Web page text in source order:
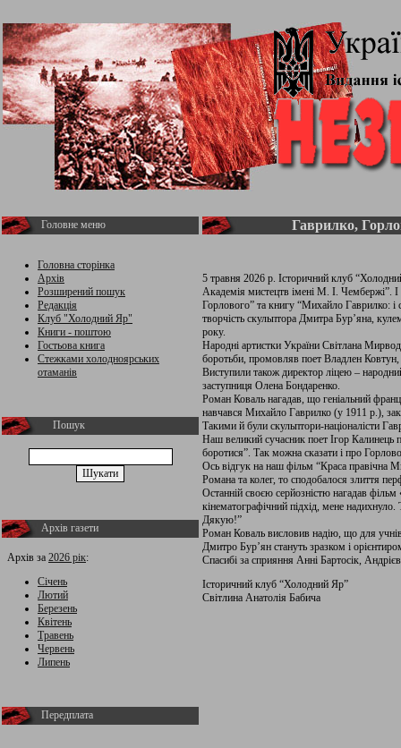
Головне меню
Головна сторінка
Архів
Розширений пошук
Редакція
Клуб "Холодний Яр"
Книги - поштою
Гостьова книга
Стежками холодноярських
отаманів
Пошук
Архів газети
Архів за 2026 рік:
Січень
Лютий
Березень
Квітень
Травень
Червень
Липень
Передплата
Гаврилко,
5 травня 2026 р. Історичний клуб
Академія мистецтв імені М. І. Чембержі”.
Горлового” та книгу “Михайло Гаврилко:
творчість скульптора Дмитра Бур’яна,
року.
Народні артистки України Світлана
боротьби, промовляв поет Владлен Ковтун,
Виступили також директор ліцею –
заступниця Олена Бондаренко.
Роман Коваль нагадав, що геніальний
навчався Михайло Гаврилко (у 1911 р.),
Такими й були скульптори-націоналісти
Наш великий сучасник поет Ігор Калинець
боротися”. Так можна сказати і про
Ось відгук на наш фільм “Краса правічна
Романа та колег, то сподобалося злиття
Останній своєю серйозністю нагадав
кінематографічний підхід, мене
Дякую!”
Роман Коваль висловив надію, що для
Дмитро Бур’ян стануть зразком і
Спасибі за сприяння Анні Бартосік,
Історичний клуб “Холодний Яр”
Світлина Анатолія Бабича